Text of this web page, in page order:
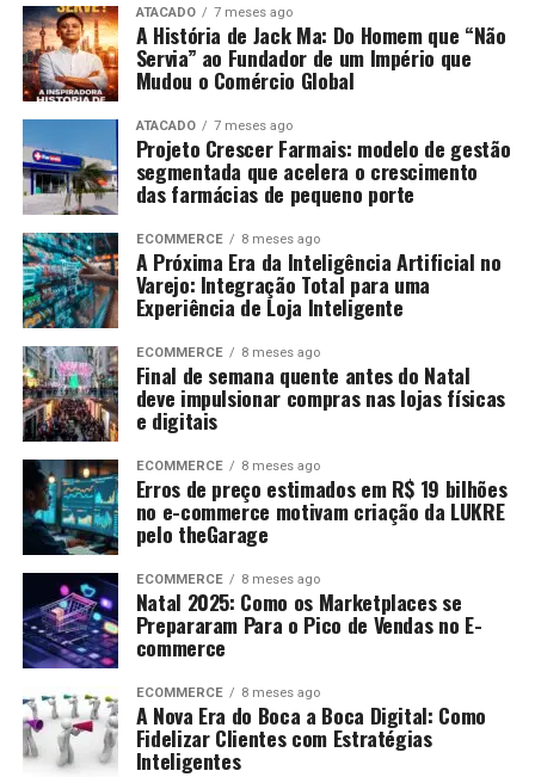
ATACADO 7 meses ago
A História de Jack Ma: Do Homem que “Não
Servia” ao Fundador de um Império que
Mudou o Comércio Global
ATACADO 7 meses ago
Projeto Crescer Farmais: modelo de gestão
segmentada que acelera o crescimento
das farmácias de pequeno porte
ECOMMERCE 8 meses ago
A Próxima Era da Inteligência Artificial no
Varejo: Integração Total para uma
Experiência de Loja Inteligente
ECOMMERCE 8 meses ago
Final de semana quente antes do Natal
deve impulsionar compras nas lojas físicas
e digitais
ECOMMERCE 8 meses ago
Erros de preço estimados em R$ 19 bilhões
no e-commerce motivam criação da LUKRE
pelo theGarage
ECOMMERCE 8 meses ago
Natal 2025: Como os Marketplaces se
Prepararam Para o Pico de Vendas no E-
commerce
ECOMMERCE 8 meses ago
A Nova Era do Boca a Boca Digital: Como
Fidelizar Clientes com Estratégias
Inteligentes